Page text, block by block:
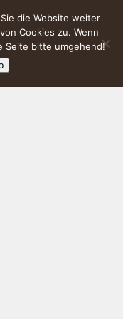
die Website weiter
Cookies zu. Wenn
Seite bitte umgehend!